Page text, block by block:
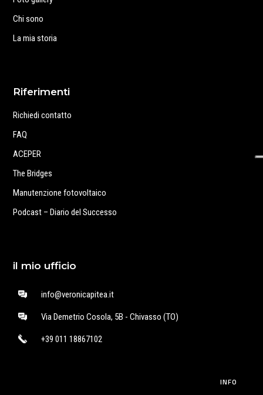
Chi sono
La mia storia
Riferimenti
Richiedi contatto
FAQ
ACEPER
The Bridges
Manutenzione fotovoltaico
Podcast – Diario del Successo
il mio ufficio
info@veronicapitea.it
Via Demetrio Cosola, 5B - Chivasso (TO)
+39 011 18867102
INFO